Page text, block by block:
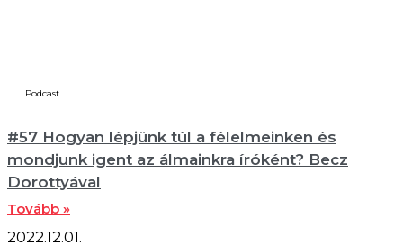
Podcast
#57 Hogyan lépjünk túl a félelmeinken és
mondjunk igent az álmainkra íróként? Becz
Dorottyával
Tovább »
2022.12.01.